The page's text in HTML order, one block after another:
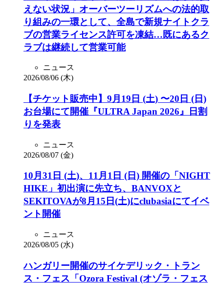
えない状況」オーバーツーリズムへの法的取
り組みの一環として、全島で新規ナイトクラ
ブの営業ライセンス許可を凍結…既にあるク
ラブは継続して営業可能
ニュース
2026/08/06 (木)
【チケット販売中】9月19日 (土) 〜20日 (日)
お台場にて開催『ULTRA Japan 2026』日割
りを発表
ニュース
2026/08/07 (金)
10月31日 (土)、11月1日 (日) 開催の「NIGHT
HIKE」初出演に先立ち、BANVOXと
SEKITOVAが8月15日(土)にclubasiaにてイベ
ント開催
ニュース
2026/08/05 (水)
ハンガリー開催のサイケデリック・トラン
ス・フェス「Ozora Festival (オゾラ・フェス